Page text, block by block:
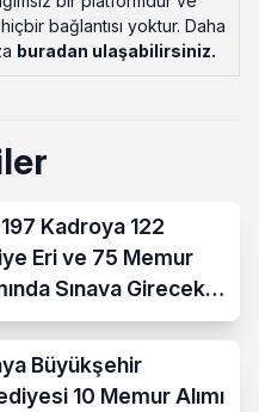
bağlantısı yoktur. Daha
buradan ulaşabilirsiniz.
Kadroya 122
Eri ve 75 Memur
Sınava Girecek
Aday Belli Oldu
Büyükşehir
10 Memur Alımı